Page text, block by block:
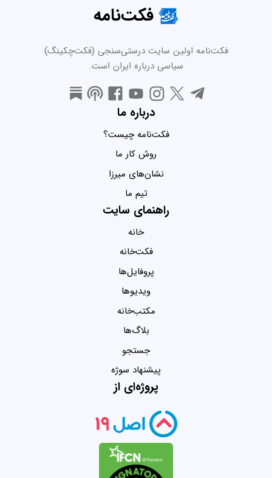
فکت‌نامه
فکت‌نامه اولین سایت درستی‌سنجی (فکت‌چکینگ)
سیاسی درباره ایران است.
درباره ما
فکت‌نامه چیست؟
روش کار ما
نشان‌های میرزا
تیم ما
راهنمای سایت
خانه
فکت‌خانه
پروفایل‌ها
ویدیو‌ها
مکتب‌خانه
بلاگ‌ها
جستجو
پیشنهاد سوژه
پروژه‌ای از